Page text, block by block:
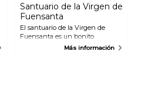
Santuario de la Virgen de
Fuensanta
El santuario de la Virgen de
Fuensanta es un bonito
monasterio situado en las
Más información